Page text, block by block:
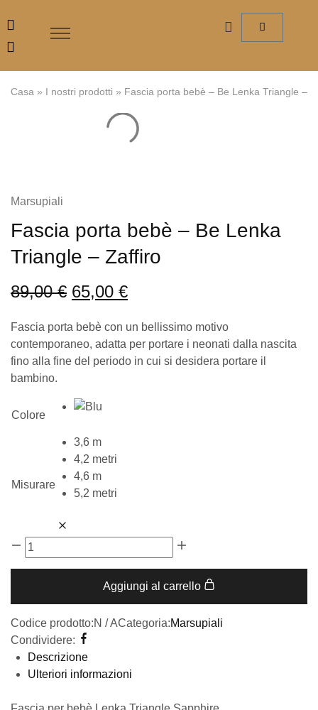
Casa » I nostri prodotti » Fascia porta bebè – Be Lenka Triangle –
Marsupiali
Fascia porta bebè – Be Lenka
Triangle – Zaffiro
89,00€ 65,00 €
Fascia porta bebè con un bellissimo motivo
contemporaneo, adatta per portare i neonati dalla nascita
fino alla fine del periodo in cui si desidera portare il
bambino.
Colore
Misurare
3,6 m
4,2 metri
4,6 m
5,2 metri
Aggiungi al carrello
Codice prodotto:N / ACategoria:Marsupiali
Condividere:
Descrizione
Ulteriori informazioni